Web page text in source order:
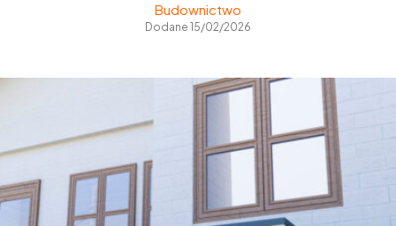
Budownictwo
Dodane 15/02/2026